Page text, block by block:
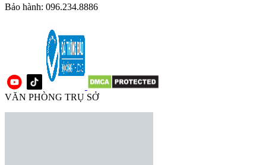
Bảo hành: 096.234.8886
VĂN PHÒNG TRỤ SỞ